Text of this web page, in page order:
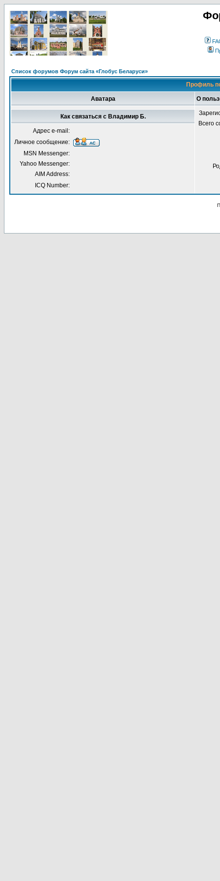
Список форумов Форум сайта «Глобус Беларуси»
Профиль
Аватара О
Всего
Как связаться с Владимир Б.
Адрес e-mail:
Личное сообщение:
MSN Messenger:
Yahoo Messenger:
AIM Address:
ICQ Number: